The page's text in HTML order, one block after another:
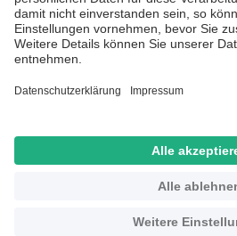
Anmelden
Datenschutz